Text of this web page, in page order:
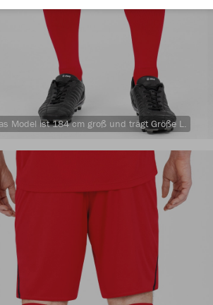
Model ist 184 cm groß und trägt Größe L.